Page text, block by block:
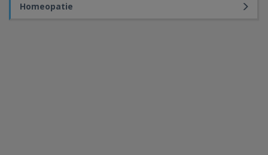
Homeopatie